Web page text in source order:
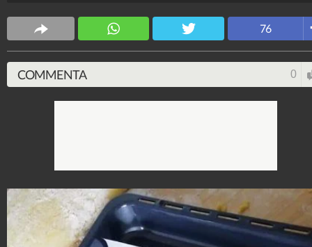
giorni?
339.907-84 video-997 foto
76
COMMENTA 0